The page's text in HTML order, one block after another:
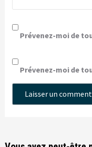
Prévenez-moi de
Prévenez-moi de